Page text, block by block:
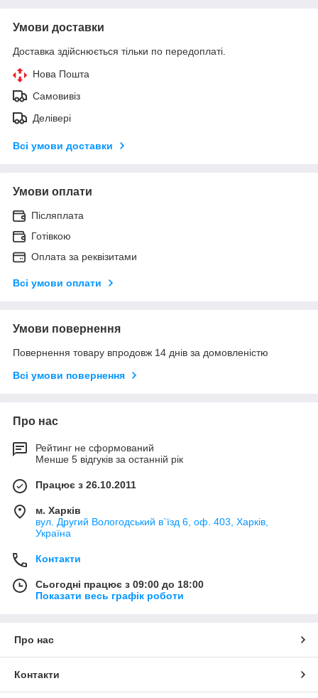
Умови доставки
Доставка здійснюється тільки по передоплаті.
Нова Пошта
Самовивіз
Делівері
Всі умови доставки
Умови оплати
Післяплата
Готівкою
Оплата за реквізитами
Всі умови оплати
Умови повернення
Повернення товару впродовж 14 днів за домовленістю
Всі умови повернення
Про нас
Рейтинг не сформований
Менше 5 відгуків за останній рік
Працює з 26.10.2011
м. Харків
вул. Другий Вологодський в`їзд 6, оф. 403, Харків,
Україна
Контакти
Сьогодні працює з 09:00 до 18:00
Показати весь графік роботи
Про нас
Контакти